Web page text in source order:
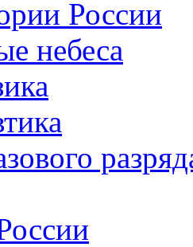
России
небеса